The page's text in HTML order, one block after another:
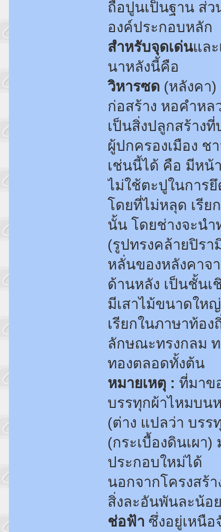
ถือปูนเป็นฐาน ส่
องค์ประกอบหลัก
สำหรับจุดเด่นแล
นาหลังนี้คือ
วิหารซด (หลังคา
ก่อสร้าง หอคำหล
เป็นสิ่งปลูกสร้าง
ผู้ปกครองเมือง ช
เช่นนี้ได้ คือ มีหน้
ไม่ใช้ตะปูในการ
โดยที่ไม่หลุด เรีย
นั้น โดยช่างจะน
(รูปทรงคล้ายปิร
หลั่นของหลังคาจ
ด้านหลัง เป็นชั้นเ
มีเสาไม้ขนาดให
เรียกในภาษาท้อง
ลักษณะทรงกลม
ทองตลอดทั้งต้น
หมายเหตุ : ที่มาข
บรรทุกผ้าไหมบน
(ต่าง แปลว่า บร
(กระเบื้องดินเผา
ประกอบใหม่ได้
นอกจากโครงสร้
สิ่งละอันพันละน้อ
ช่อฟ้า ซึ่งอยู่เหนือ